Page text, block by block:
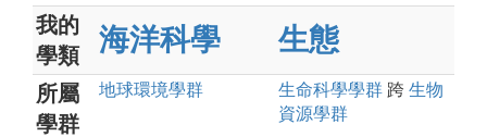
我的
學類
海洋科學 生態
所屬
學群
地球環境學群 生命科學學群 跨 生物
資源學群